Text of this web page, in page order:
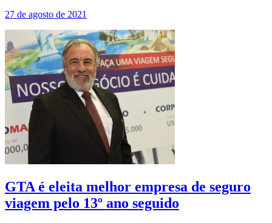
27 de agosto de 2021
GTA é eleita melhor empresa de seguro
viagem pelo 13º ano seguido